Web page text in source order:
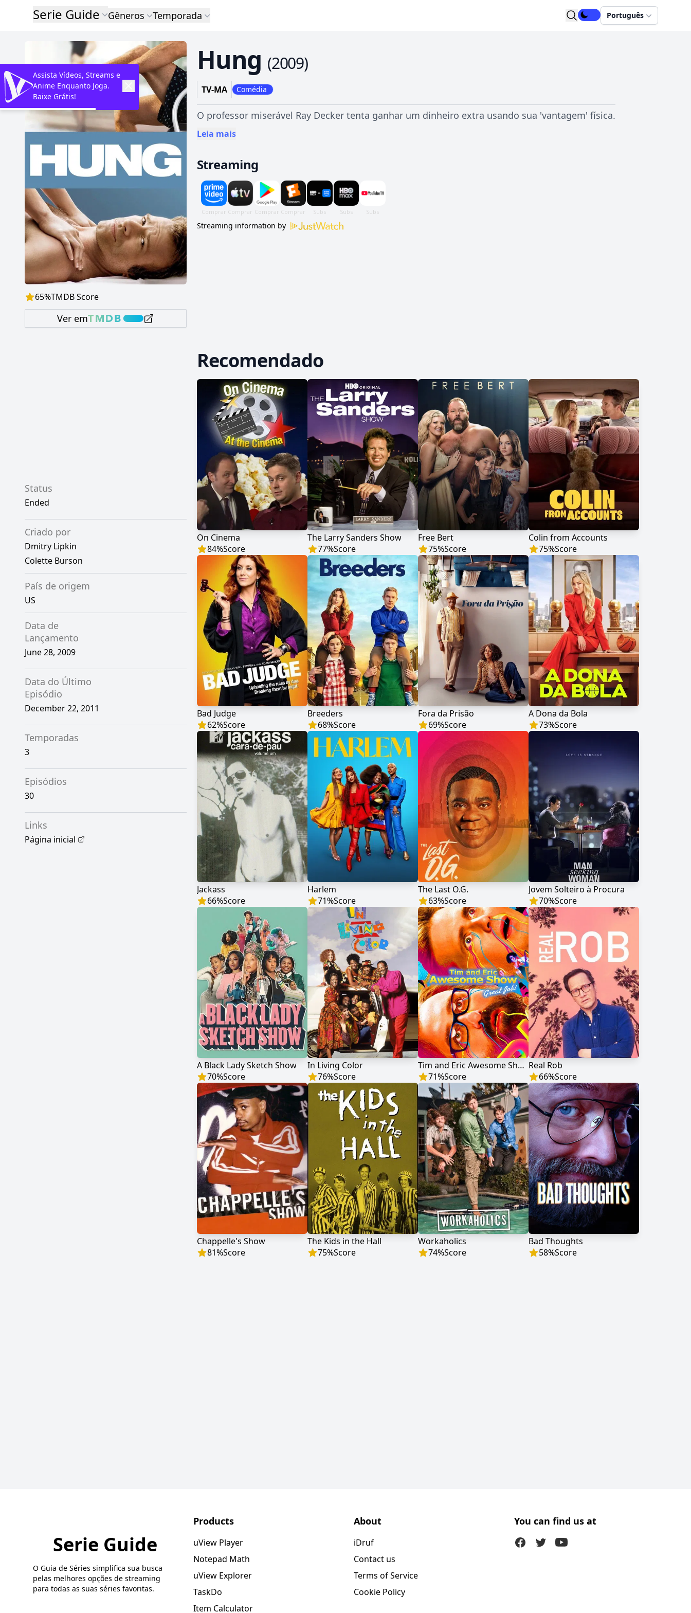
Serie Guide Gêneros Temporada Português
65%TMDB Score
Ver em
Hung (2009)
TV-MA Comédia
O professor miserável Ray Decker tenta ganhar um dinheiro extra usando sua 'vantagem' física.
Leia mais
Streaming
Streaming information by
Status
Ended
Criado por
Dmitry Lipkin
Colette Burson
País de origem
US
Data de
Lançamento
June 28, 2009
Data do Último
Episódio
December 22, 2011
Temporadas
3
Episódios
30
Links
Página inicial
Recomendado
On Cinema
84%Score
The Larry Sanders Show
77%Score
Free Bert
75%Score
Colin from Accounts
75%Score
Bad Judge
62%Score
Breeders
68%Score
Fora da Prisão
69%Score
A Dona da Bola
73%Score
Jackass
66%Score
Harlem
71%Score
The Last O.G.
63%Score
Jovem Solteiro à Procura
70%Score
A Black Lady Sketch Show
70%Score
In Living Color
76%Score
Tim and Eric Awesome Show, Great Job!
71%Score
Real Rob
66%Score
Chappelle's Show
81%Score
The Kids in the Hall
75%Score
Workaholics
74%Score
Bad Thoughts
58%Score
Serie Guide
O Guia de Séries simplifica sua busca
pelas melhores opções de streaming
para todas as suas séries favoritas.
Products
uView Player
Notepad Math
uView Explorer
TaskDo
Item Calculator
About
iDruf
Contact us
Terms of Service
Cookie Policy
You can find us at
FacebookTwitter (X)Youtube
Assista Vídeos, Streams e
Anime Enquanto Joga.
Baixe Grátis!